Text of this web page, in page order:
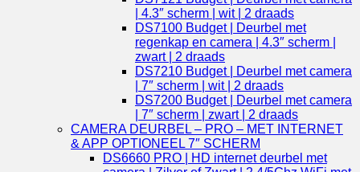
| 4.3″ scherm | wit | 2 draads
DS7100 Budget | Deurbel met
regenkap en camera | 4.3″ scherm |
zwart | 2 draads
DS7210 Budget | Deurbel met camera
| 7″ scherm | wit | 2 draads
DS7200 Budget | Deurbel met camera
| 7″ scherm | zwart | 2 draads
CAMERA DEURBEL – PRO – MET INTERNET
& APP OPTIONEEL 7″ SCHERM
DS6660 PRO | HD internet deurbel met